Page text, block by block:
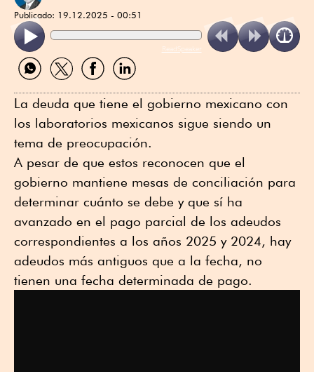
Publicado: 19.12.2025 - 00:51
ReadSpeaker
Compartir
por
Compartir
por
Compartir
por
Compartir
por
La deuda que tiene el gobierno mexicano con
los laboratorios mexicanos sigue siendo un
tema de preocupación.
A pesar de que estos reconocen que el
gobierno mantiene mesas de conciliación para
determinar cuánto se debe y que sí ha
avanzado en el pago parcial de los adeudos
correspondientes a los años 2025 y 2024, hay
adeudos más antiguos que a la fecha, no
tienen una fecha determinada de pago.